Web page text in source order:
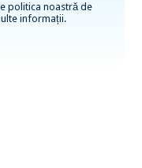
politica noastră de
informații.